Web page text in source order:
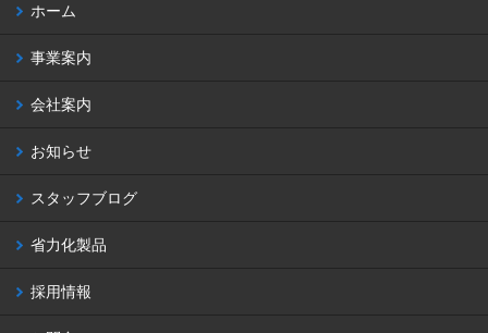
ホーム
事業案内
会社案内
お知らせ
スタッフブログ
省力化製品
採用情報